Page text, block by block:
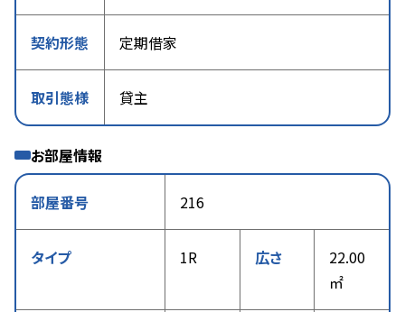
契約形態 定期借家
取引態様 貸主
お部屋情報
部屋番号 216
タイプ 1R 広さ
22.00
㎡